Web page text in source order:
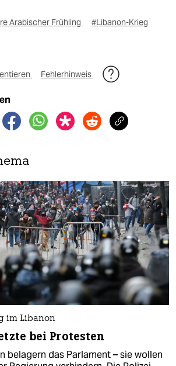
Arabischer Frühling
#Libanon-Krieg
Fehlerhinweis
im Libanon
bei Protesten
belagern das Parlament – sie wollen